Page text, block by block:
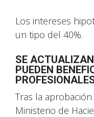
Los intereses
un tipo del 40%.
SE
PUEDEN
Tras la
Ministerio de